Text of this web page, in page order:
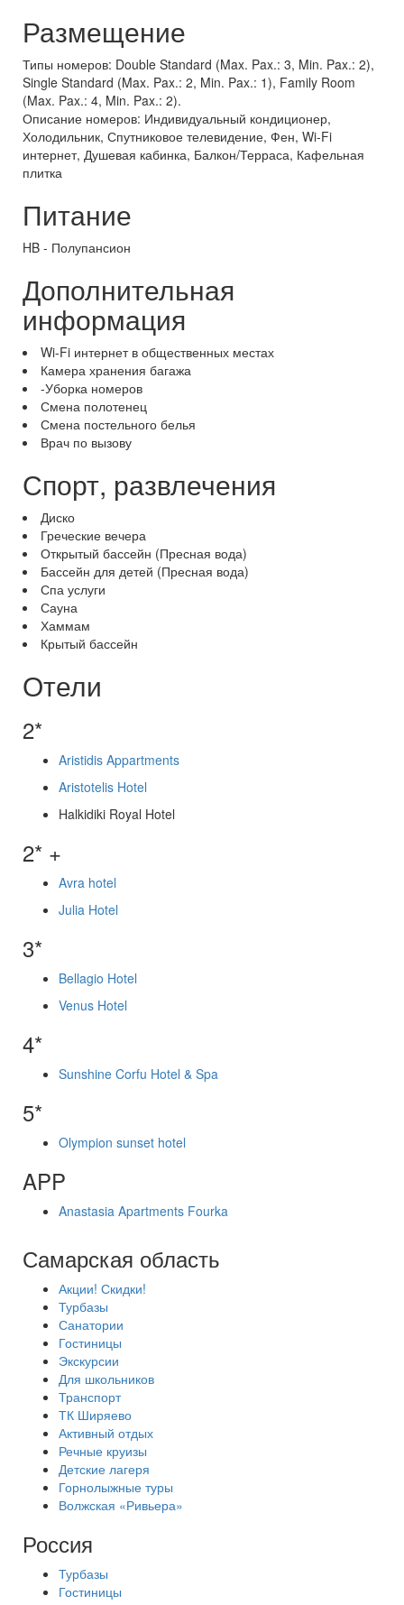
Размещение
Типы номеров: Double Standard (Max. Pax.: 3, Min. Pax.: 2),
Single Standard (Max. Pax.: 2, Min. Pax.: 1), Family Room
(Max. Pax.: 4, Min. Pax.: 2).
Описание номеров: Индивидуальный кондиционер,
Холодильник, Спутниковое телевидение, Фен, Wi-Fi
интернет, Душевая кабинка, Балкон/Терраса, Кафельная
плитка
Питание
HB - Полупансион
Дополнительная
информация
Wi-Fi интернет в общественных местах
Камера хранения багажа
-Уборка номеров
Смена полотенец
Смена постельного белья
Врач по вызову
Спорт, развлечения
Диско
Греческие вечера
Открытый бассейн (Пресная вода)
Бассейн для детей (Пресная вода)
Спа услуги
Сауна
Хаммам
Крытый бассейн
Отели
2*
Aristidis Appartments
Aristotelis Hotel
Halkidiki Royal Hotel
2* +
Avra hotel
Julia Hotel
3*
Bellagio Hotel
Venus Hotel
4*
Sunshine Corfu Hotel & Spa
5*
Olympion sunset hotel
APP
Anastasia Apartments Fourka
Самарская область
Акции! Скидки!
Турбазы
Санатории
Гостиницы
Экскурсии
Для школьников
Транспорт
ТК Ширяево
Активный отдых
Речные круизы
Детские лагеря
Горнолыжные туры
Волжская «Ривьера»
Россия
Турбазы
Гостиницы